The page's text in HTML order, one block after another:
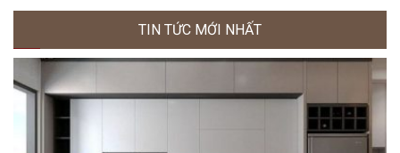
TIN TỨC MỚI NHẤT